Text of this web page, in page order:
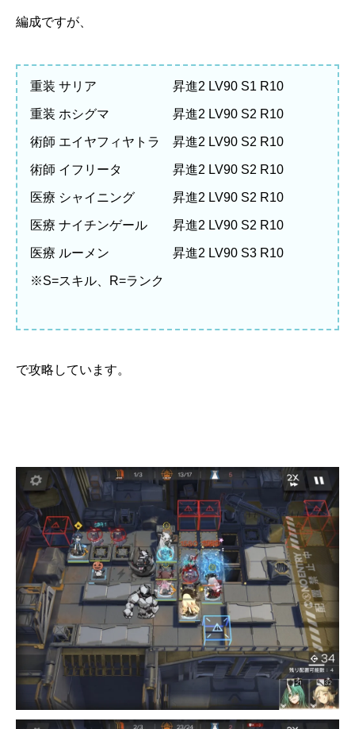
編成ですが、
重装 サリア 昇進2 LV90 S1 R10
重装 ホシグマ 昇進2 LV90 S2 R10
術師 エイヤフィヤトラ 昇進2 LV90 S2 R10
術師 イフリータ 昇進2 LV90 S2 R10
医療 シャイニング 昇進2 LV90 S2 R10
医療 ナイチンゲール 昇進2 LV90 S2 R10
医療 ルーメン 昇進2 LV90 S3 R10
※S=スキル、R=ランク
で攻略しています。